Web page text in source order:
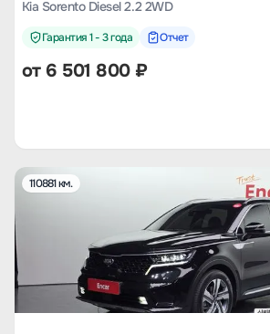
Kia Sorento Diesel 2.2 2WD
Гарантия 1 - 3 года Отчет
от 6 501 800₽
110881 км.